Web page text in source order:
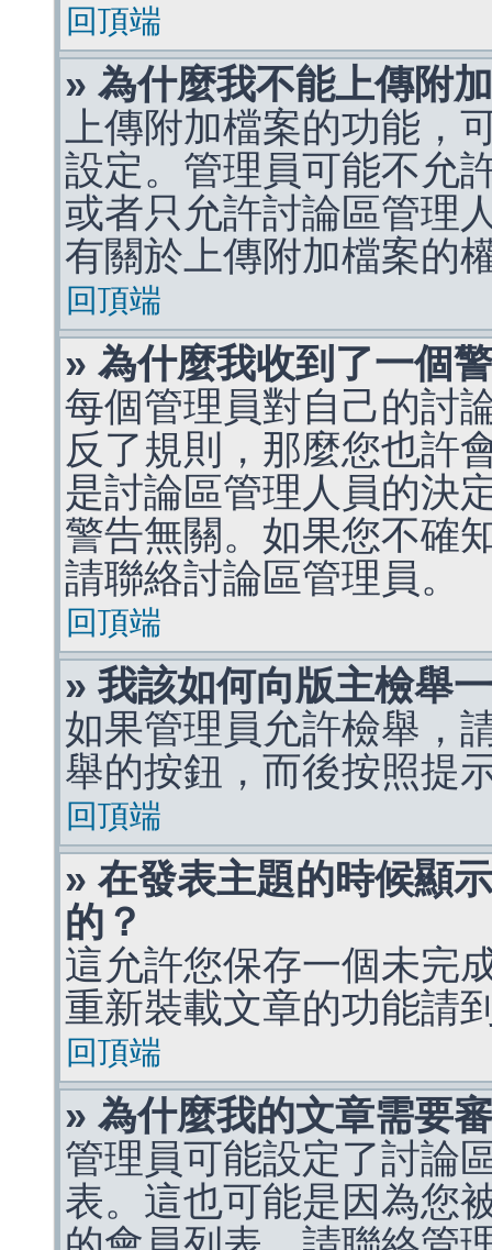
回頂端
» 為什麼我不能上傳附
上傳附加檔案的功能，
設定。管理員可能不允
或者只允許討論區管理
有關於上傳附加檔案的
回頂端
» 為什麼我收到了一個
每個管理員對自己的討
反了規則，那麼您也許
是討論區管理人員的決
警告無關。如果您不確
請聯絡討論區管理員。
回頂端
» 我該如何向版主檢舉
如果管理員允許檢舉，
舉的按鈕，而後按照提
回頂端
» 在發表主題的時候顯
的？
這允許您保存一個未完
重新裝載文章的功能請
回頂端
» 為什麼我的文章需要
管理員可能設定了討論
表。這也可能是因為您